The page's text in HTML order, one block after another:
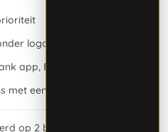
logo’s
app, Bancontact & meer
met een 5,0/5
op 2 beoordelingen